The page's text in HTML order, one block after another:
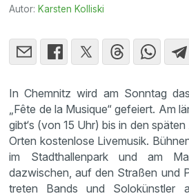
Autor: Karsten Kolliski
In Chemnitz wird am Sonntag
„Fête de la Musique“ gefeiert. Am
gibt‘s (von 15 Uhr) bis in den
Orten kostenlose Livemusik.
im Stadthallenpark und am
dazwischen, auf den Straßen und
treten Bands und Solokünstler